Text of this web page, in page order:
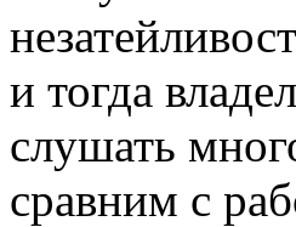
и тогда
слушать
сравним с